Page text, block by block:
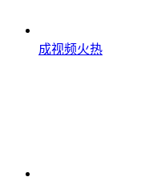
成视频火热